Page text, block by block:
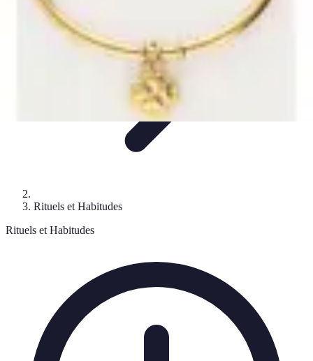
Rituels et Habitudes
Rituels et Habitudes